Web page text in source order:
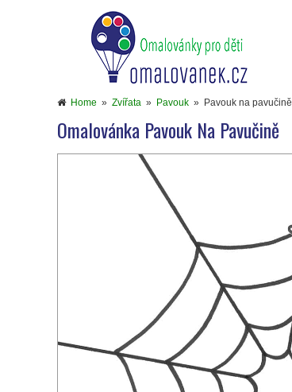
Home » Zvířata » Pavouk » Pavouk na pavučině
Omalovánka Pavouk Na Pavučině